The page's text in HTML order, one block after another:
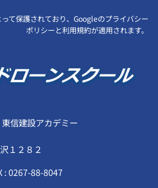
て保護されており、Googleのプライバシー
ポリシーと利用規約が適用されます。
信建設アカデミー
１２８２
: 0267-88-8047